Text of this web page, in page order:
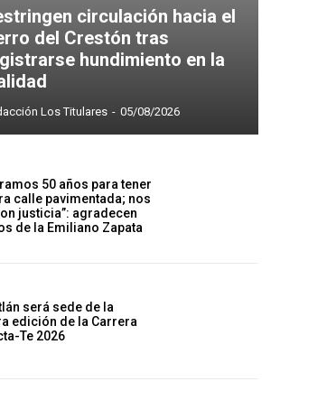
circulación hacia el
del Crestón tras
hundimiento en la
Los Titulares - 05/08/2026
50 años para tener
calle pavimentada; nos
justicia”: agradecen
de la Emiliano Zapata
será sede de la
edición de la Carrera
Te 2026